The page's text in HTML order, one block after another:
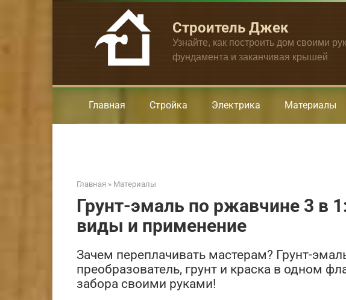
Строитель Джек
Узнайте, как построить дом своими
фундамента и заканчивая крышей
Главная Стройка Электрика Материалы
Главная » Материалы
Грунт-эмаль по ржавчине 3 в
виды и применение
Зачем переплачивать мастерам? Грунт-
преобразователь, грунт и краска в одном
забора своими руками!